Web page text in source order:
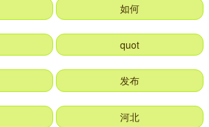
如何
quot
发布
河北